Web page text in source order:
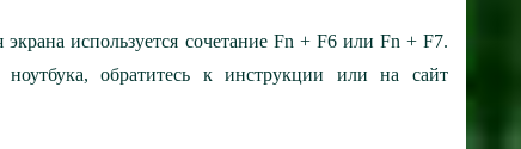
используется сочетание Fn + F6 или Fn + F7.
обратитесь к инструкции или на сайт